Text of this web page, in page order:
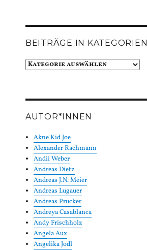
BEITRÄGE IN KATEGORIEN
Beiträge
AUTOR*INNEN
Akne Kid Joe
Alexander Rachmann
Andii Weber
Andreas Dietz
Andreas J.N. Meier
Andreas Lugauer
Andreas Prucker
Andreya Casablanca
Andy Frischholz
Angela Aux
Angelika Jodl